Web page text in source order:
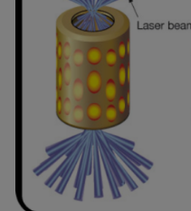
Este identificador se
lo que cualquier persona
consienta el uso de la
identificador. Típicamente:
Si utilizas unaconexión
el marketing o análisis
actividades de
que hayan dado su
Si utilizasdatos móviles
personalizado, ya que
navegación del usuario